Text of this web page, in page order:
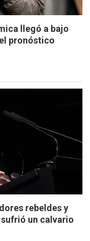
llegó a bajo
pronóstico
rebeldes y
un calvario